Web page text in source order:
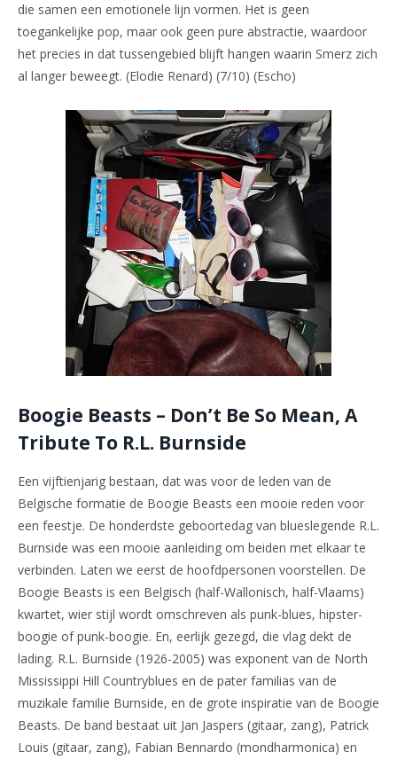
die samen een emotionele lijn vormen. Het is geen
toegankelijke pop, maar ook geen pure abstractie, waardoor
het precies in dat tussengebied blijft hangen waarin Smerz zich
al langer beweegt. (Elodie Renard) (7/10) (Escho)
Boogie Beasts – Don’t Be So Mean, A
Tribute To R.L. Burnside
Een vijftienjarig bestaan, dat was voor de leden van de
Belgische formatie de Boogie Beasts een mooie reden voor
een feestje. De honderdste geboortedag van blueslegende R.L.
Burnside was een mooie aanleiding om beiden met elkaar te
verbinden. Laten we eerst de hoofdpersonen voorstellen. De
Boogie Beasts is een Belgisch (half-Wallonisch, half-Vlaams)
kwartet, wier stijl wordt omschreven als punk-blues, hipster-
boogie of punk-boogie. En, eerlijk gezegd, die vlag dekt de
lading. R.L. Burnside (1926-2005) was exponent van de North
Mississippi Hill Countryblues en de pater familias van de
muzikale familie Burnside, en de grote inspiratie van de Boogie
Beasts. De band bestaat uit Jan Jaspers (gitaar, zang), Patrick
Louis (gitaar, zang), Fabian Bennardo (mondharmonica) en